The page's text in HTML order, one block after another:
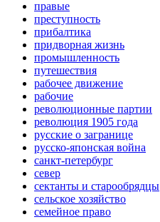
правые
преступность
прибалтика
придворная жизнь
промышленность
путешествия
рабочее движение
рабочие
революционные партии
революция 1905 года
русские о загранице
русско-японская война
санкт-петербург
север
сектанты и старообрядцы
сельское хозяйство
семейное право